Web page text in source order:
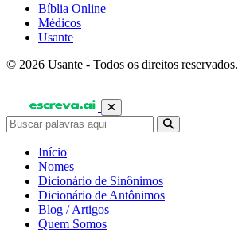
Bíblia Online
Médicos
Usante
© 2026 Usante - Todos os direitos reservados.
Início
Nomes
Dicionário de Sinônimos
Dicionário de Antônimos
Blog / Artigos
Quem Somos